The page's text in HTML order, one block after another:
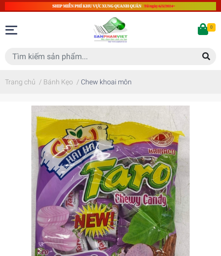
0
Trang chủ / Bánh Kẹo / Chew khoai môn